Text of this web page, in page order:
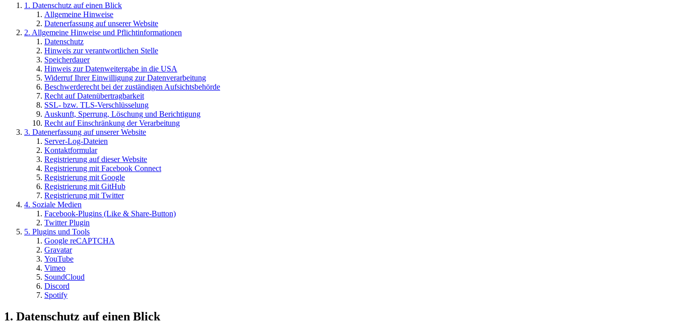
1. Datenschutz auf einen Blick
Allgemeine Hinweise
Datenerfassung auf unserer Website
2. Allgemeine Hinweise und Pflichtinformationen
Datenschutz
Hinweis zur verantwortlichen Stelle
Speicherdauer
Hinweis zur Datenweitergabe in die USA
Widerruf Ihrer Einwilligung zur Datenverarbeitung
Beschwerderecht bei der zuständigen Aufsichtsbehörde
Recht auf Datenübertragbarkeit
SSL- bzw. TLS-Verschlüsselung
Auskunft, Sperrung, Löschung und Berichtigung
Recht auf Einschränkung der Verarbeitung
3. Datenerfassung auf unserer Website
Server-Log-Dateien
Kontaktformular
Registrierung auf dieser Website
Registrierung mit Facebook Connect
Registrierung mit Google
Registrierung mit GitHub
Registrierung mit Twitter
4. Soziale Medien
Facebook-Plugins (Like & Share-Button)
Twitter Plugin
5. Plugins und Tools
Google reCAPTCHA
Gravatar
YouTube
Vimeo
SoundCloud
Discord
Spotify
1. Datenschutz auf einen Blick